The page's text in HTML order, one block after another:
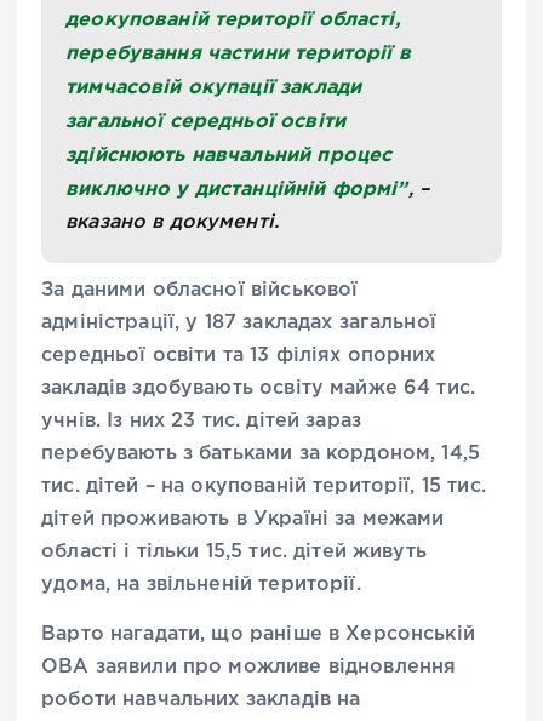
деокупованій території області,
перебування частини території в
тимчасовій окупації заклади
загальної середньої освіти
здійснюють навчальний процес
виключно у дистанційній формі”, –
вказано в документі.
За даними обласної військової
адміністрації, у 187 закладах загальної
середньої освіти та 13 філіях опорних
закладів здобувають освіту майже 64 тис.
учнів. Із них 23 тис. дітей зараз
перебувають з батьками за кордоном, 14,5
тис. дітей – на окупованій території, 15 тис.
дітей проживають в Україні за межами
області і тільки 15,5 тис. дітей живуть
удома, на звільненій території.
Варто нагадати, що раніше в Херсонській
ОВА заявили про можливе відновлення
роботи навчальних закладів на